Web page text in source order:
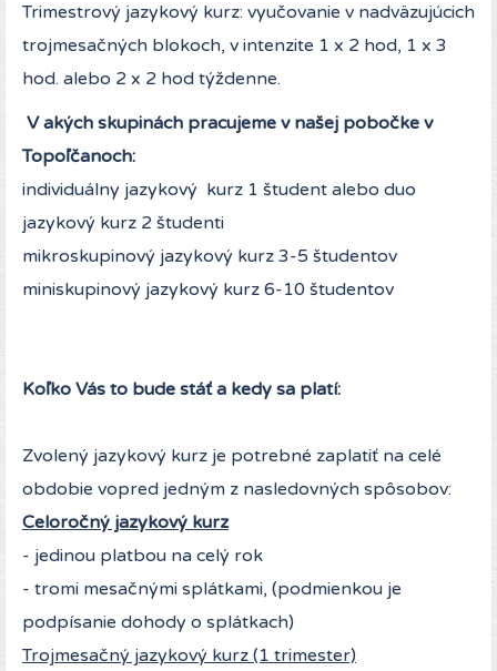
Trimestrový jazykový kurz: vyučovanie v nadväzujúcich
trojmesačných blokoch, v intenzite 1 x 2 hod, 1 x 3
hod. alebo 2 x 2 hod týždenne.
V akých skupinách pracujeme v našej pobočke v
Topoľčanoch:
individuálny jazykový kurz 1 študent alebo duo
jazykový kurz 2 študenti
mikroskupinový jazykový kurz 3-5 študentov
miniskupinový jazykový kurz 6-10 študentov
Koľko Vás to bude stáť a kedy sa platí:
Zvolený jazykový kurz je potrebné zaplatiť na celé
obdobie vopred jedným z nasledovných spôsobov:
Celoročný jazykový kurz
- jedinou platbou na celý rok
- tromi mesačnými splátkami, (podmienkou je
podpísanie dohody o splátkach)
Trojmesačný jazykový kurz (1 trimester)